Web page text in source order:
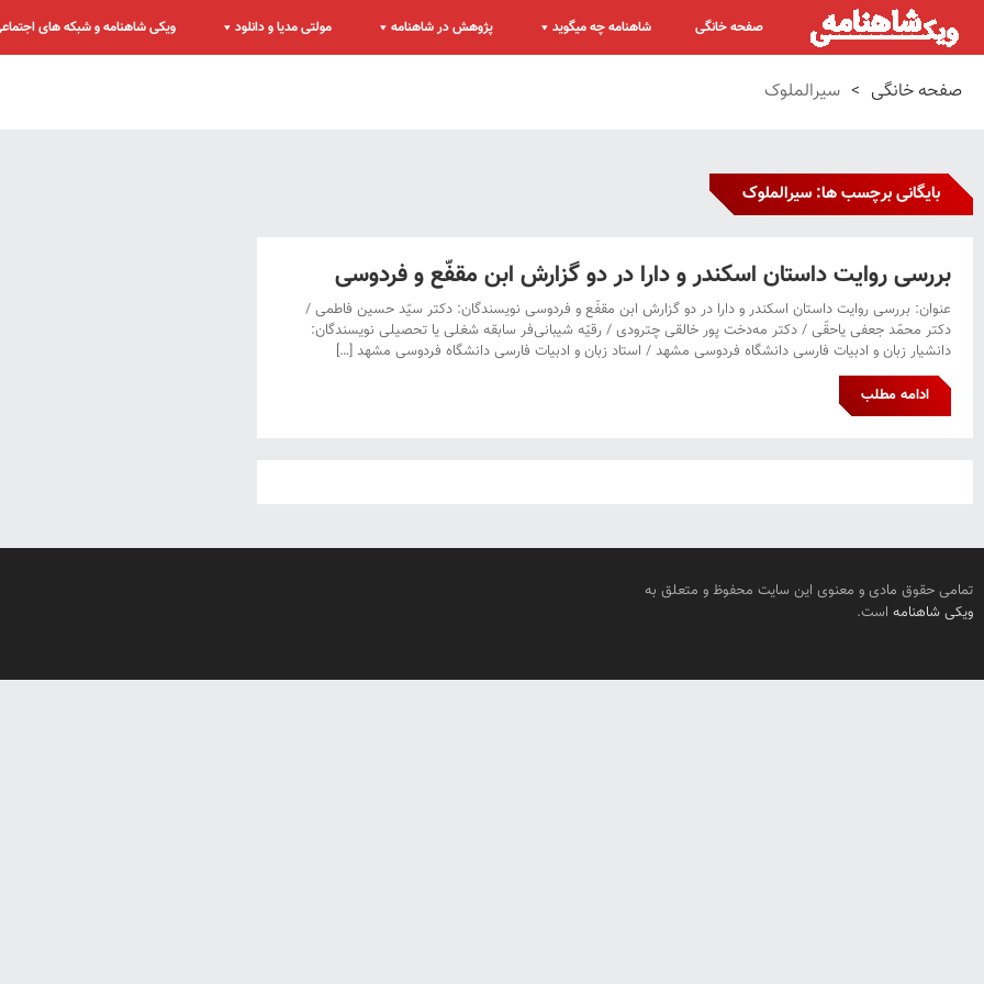
صفحه خانگی شاهنامه چه میگوید پژوهش در شاهنامه مولتی مدیا و دانلود ویکی شاهنامه و شبکه های
صفحه خانگی > سیرالملوک
بایگانی برچسب ها: سیرالملوک
بررسی روایت داستان اسکندر و دارا در دو گزارش ابن مقفّع و فردوسی
عنوان: بررسی روایت داستان اسکندر و دارا در دو گزارش ابن مقفّع و فردوسی نویسندگان: دکتر سیّد حسین فاطمی /
دکتر محمّد جعفی یاحقّی / دکتر مه‌دخت پور خالقی چترودی / رقیّه شیبانی‌فر سابقه شغلی یا تحصیلی نویسندگان:
دانشیار زبان و ادبیات فارسی دانشگاه فردوسی مشهد / استاد زبان و ادبیات فارسی دانشگاه فردوسی مشهد […]
ادامه مطلب
تمامی حقوق مادی و معنوی این سایت محفوظ و متعلق به
ویکی شاهنامه است.